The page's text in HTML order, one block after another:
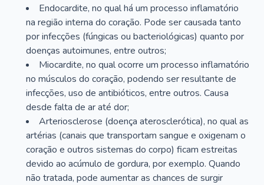
Endocardite, no qual há um processo inflamatório
na região interna do coração. Pode ser causada tanto
por infecções (fúngicas ou bacteriológicas) quanto por
doenças autoimunes, entre outros;
Miocardite, no qual ocorre um processo inflamatório
no músculos do coração, podendo ser resultante de
infecções, uso de antibióticos, entre outros. Causa
desde falta de ar até dor;
Arteriosclerose (doença aterosclerótica), no qual as
artérias (canais que transportam sangue e oxigenam o
coração e outros sistemas do corpo) ficam estreitas
devido ao acúmulo de gordura, por exemplo. Quando
não tratada, pode aumentar as chances de surgir